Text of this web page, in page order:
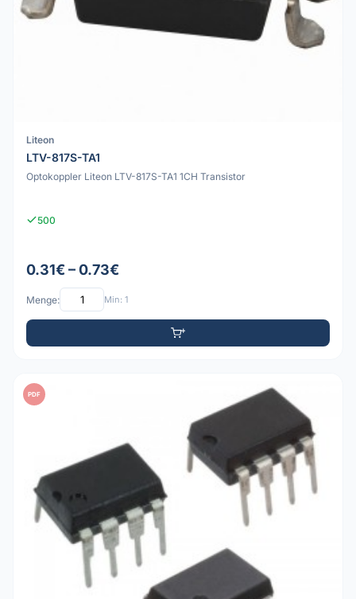
Liteon
LTV-817S-TA1
Optokoppler Liteon LTV-817S-TA1 1CH Transistor
500
0.31€ – 0.73€
Menge: Min: 1
PDF